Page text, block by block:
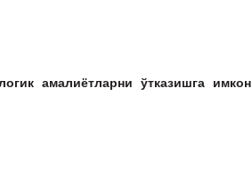
амалиётларни ўтказишга имкон